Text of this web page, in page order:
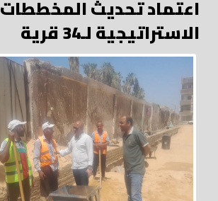
اعتماد تحديث المخططات
الاستراتيجية لـ34 قرية